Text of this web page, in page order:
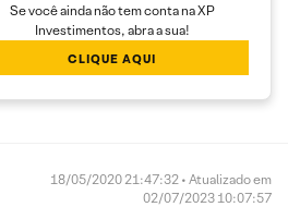
Se você ainda não tem conta na XP
Investimentos, abra a sua!
CLIQUE AQUI
18/05/2020 21:47:32 • Atualizado em
02/07/2023 10:07:57